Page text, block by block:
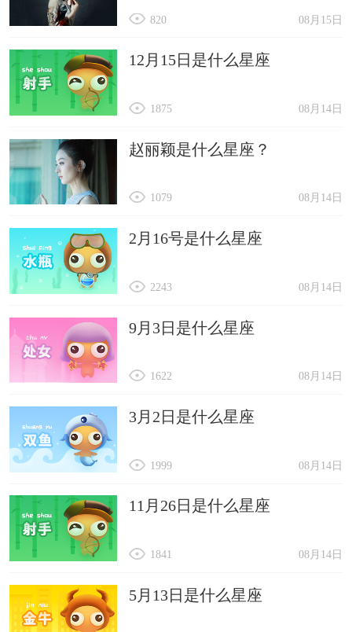
08月15日
820
12月15日是什么星座
08月14日
1875
赵丽颖是什么星座？
08月14日
1079
2月16号是什么星座
08月14日
2243
9月3日是什么星座
08月14日
1622
3月2日是什么星座
08月14日
1999
11月26日是什么星座
08月14日
1841
5月13日是什么星座